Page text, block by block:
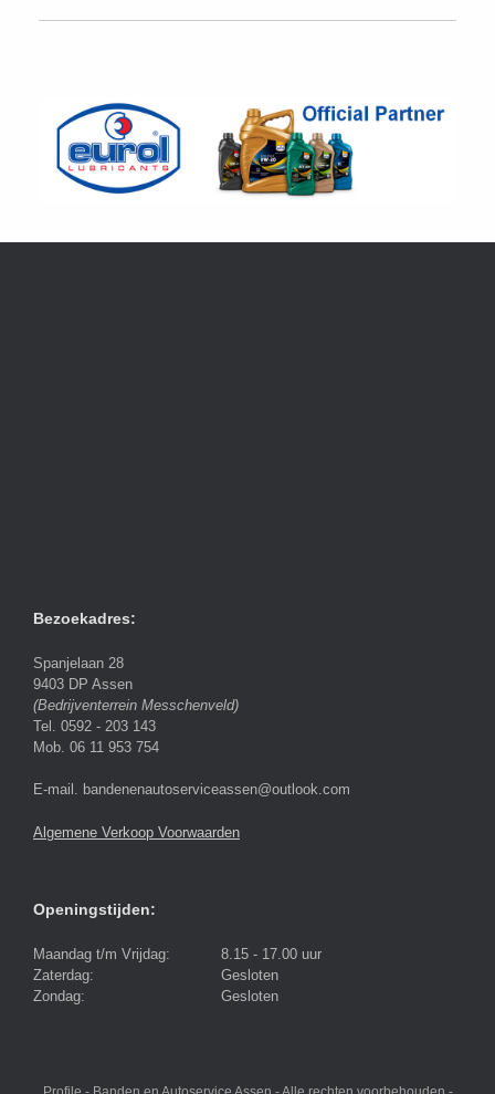
Bezoekadres:
Spanjelaan 28
9403 DP Assen
(Bedrijventerrein Messchenveld)
Tel. 0592 - 203 143
Mob. 06 11 953 754
E-mail. bandenenautoserviceassen@outlook.com
Algemene Verkoop Voorwaarden
Openingstijden:
Maandag t/m Vrijdag:
8.15 - 17.00 uur
Zaterdag:
Gesloten
Zondag:
Gesloten